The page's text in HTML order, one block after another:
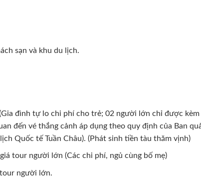
sạn và khu du lịch.
đình tự lo chi phí cho trẻ; 02 người lớn chỉ được
đến vé thắng cảnh áp dụng theo quy định của Ban
Quốc tế Tuần Châu). (Phát sinh tiền tàu thăm vịnh)
tour người lớn (Các chi phí, ngủ cùng bố mẹ)
người lớn.